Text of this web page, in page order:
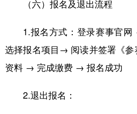
（六）报名及退出流程
1.报名方式：登录赛事官网
选择报名项目→ 阅读并签署《参
资料 → 完成缴费 → 报名成功
2.退出报名：